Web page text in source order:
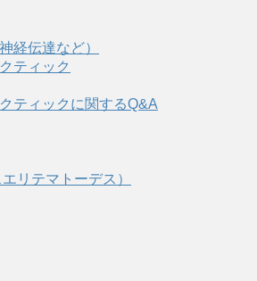
経伝達など）
ティック
ティックに関するQ&A
リテマトーデス）